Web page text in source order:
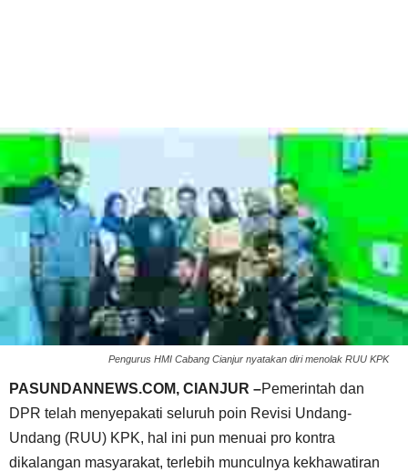
Pengurus HMI Cabang Cianjur nyatakan diri menolak RUU KPK
PASUNDANNEWS.COM, CIANJUR –Pemerintah dan
DPR telah menyepakati seluruh poin Revisi Undang-
Undang (RUU) KPK, hal ini pun menuai pro kontra
dikalangan masyarakat, terlebih munculnya kekhawatiran